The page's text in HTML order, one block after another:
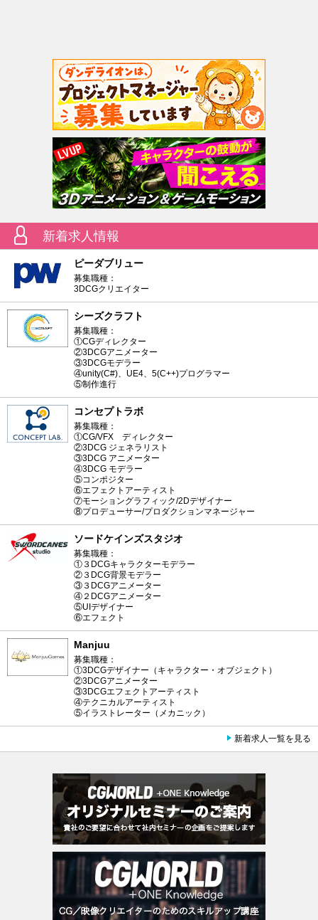
新着求人情報
ピーダブリュー
募集職種：
3DCGクリエイター
シーズクラフト
募集職種：
①CGディレクター
②3DCGアニメーター
③3DCGモデラー
④unity(C#)、UE4、5(C++)プログラマー
⑤制作進行
コンセプトラボ
募集職種：
①CG/VFX ディレクター
②3DCG ジェネラリスト
③3DCG アニメーター
④3DCG モデラー
⑤コンポジター
⑥エフェクトアーティスト
⑦モーショングラフィック/2Dデザイナー
⑧プロデューサー/プロダクションマネージャー
ソードケインズスタジオ
募集職種：
①３DCGキャラクターモデラー
②３DCG背景モデラー
③３DCGアニメーター
④２DCGアニメーター
⑤UIデザイナー
⑥エフェクト
Manjuu
募集職種：
①3DCGデザイナー（キャラクター・オブジェクト）
②3DCGアニメーター
③3DCGエフェクトアーティスト
④テクニカルアーティスト
⑤イラストレーター（メカニック）
新着求人一覧を見る